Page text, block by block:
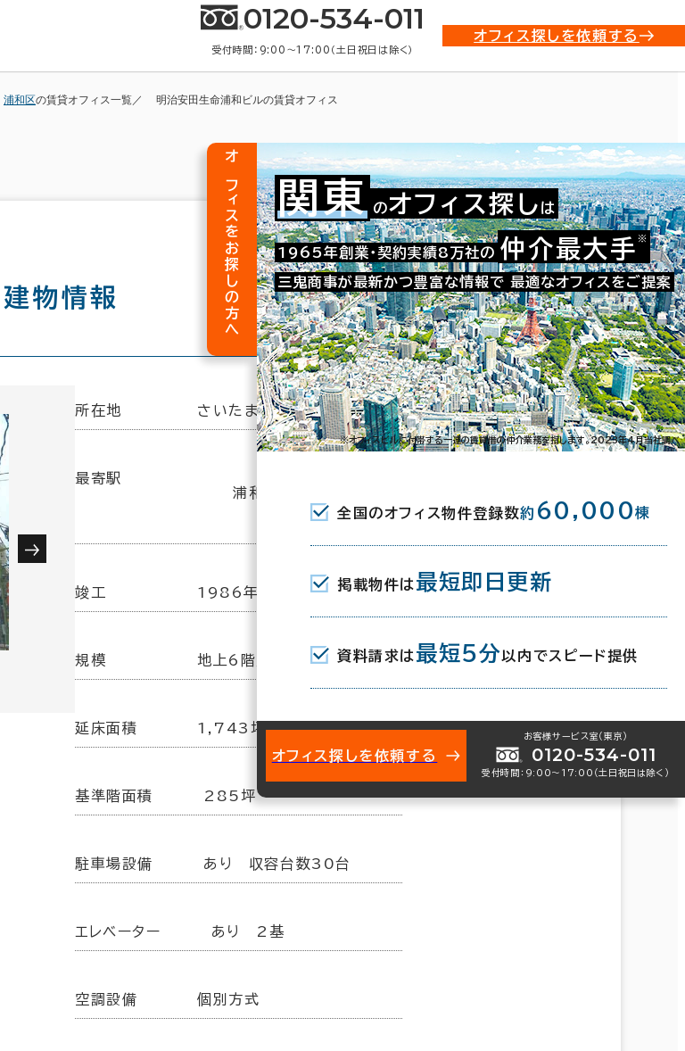
0120-534-011
受付時間：9:00〜17:00（土日祝日は除く）
オフィス探しを依頼する
浦和区の賃貸オフィス一覧 明治安田生命浦和ビルの賃貸オフィス
物情報
お問い合わせ番号：021-87627
所在地 さいたま市浦和区高砂2-1-1
最寄駅
浦和駅(JR) 西口 3分
竣工 1986年 3月
規模 地上6階／地下1階建
延床面積 1,743坪
基準階面積 285坪
駐車場設備 あり 収容台数30台
エレベーター あり 2基
空調設備 個別方式
オフィスをお探しの方へ 関東 のオフィス探し は
1965年創業・契約実績8万社の 仲介最大手 ※
三鬼商事が最新かつ豊富な情報で 最適なオフィスをご提案
※オフィスビルに付帯する一連の賃貸借の仲介業務を指します。2023年4月当社調べ
全国のオフィス物件登録数約 60,000棟
掲載物件は 最短即日更新
資料請求は 最短5分 以内でスピード提供
オフィス探しを依頼する
お客様サービス室（東京）
0120-534-011
受付時間：9:00〜17:00（土日祝日は除く）